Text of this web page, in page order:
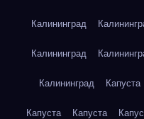
Калининград
Калининград
Калининград Капуста
Капуста Капуста